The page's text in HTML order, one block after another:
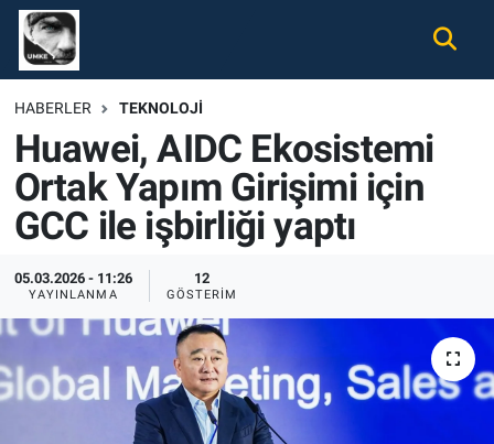
HABERLER TEKNOLOJI
Huawei, AIDC Ekosistemi
Ortak Yapım Girişimi için
GCC ile işbirliği yaptı
05.03.2026 - 11:26
YAYINLANMA
12
GÖSTERIM
Gündem
Ekonomi
Spor
Tüm Haberler
İletişim
Nöbetçi Eczaneler
Hava Durumu
Namaz Vakitleri
Trafik Durumu
Süper Lig Puan Durumu ve Fikstür
Tüm Manşetler
Son Dakika Haberleri